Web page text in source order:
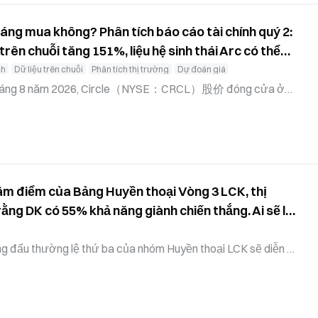
mua không? Phân tích báo cáo tài chính quý 2:
chuỗi tăng 151%, liệu hệ sinh thái Arc có thể
trong dài hạn?
Dữ liệu trên chuỗi Phân tích thị trường Dự đoán giá
8 năm 2026, Circle（NYSE：CRCL）股价 đóng cửa ở
tiếp tục giảm 2,34%. Mức giá này đã giảm hơn 66% so
điểm của Bảng Huyền thoại Vòng 3 LCK, thị
DK có 55% khả năng giành chiến thắng. Ai sẽ là
đầu này?
đấu thường lệ thứ ba của nhóm Huyền thoại LCK sẽ diễn r
giá xác suất T1 giành chiến thắng là 55%, trong khi DK l
đoạn sau của LCK được siết chặt toàn diện, kết quả trận